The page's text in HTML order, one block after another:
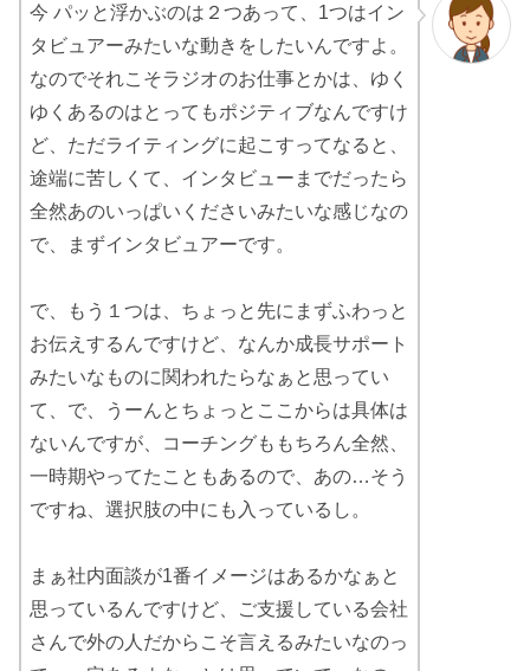
今 パッと浮かぶのは２つあって、1つはイン
タビュアーみたいな動きをしたいんですよ。
なのでそれこそラジオのお仕事とかは、ゆく
ゆくあるのはとってもポジティブなんですけ
ど、ただライティングに起こすってなると、
途端に苦しくて、インタビューまでだったら
全然あのいっぱいくださいみたいな感じなの
で、まずインタビュアーです。
で、もう１つは、ちょっと先にまずふわっと
お伝えするんですけど、なんか成長サポート
みたいなものに関われたらなぁと思ってい
て、で、うーんとちょっとここからは具体は
ないんですが、コーチングももちろん全然、
一時期やってたこともあるので、あの…そう
ですね、選択肢の中にも入っているし。
まぁ社内面談が1番イメージはあるかなぁと
思っているんですけど、ご支援している会社
さんで外の人だからこそ言えるみたいなのっ